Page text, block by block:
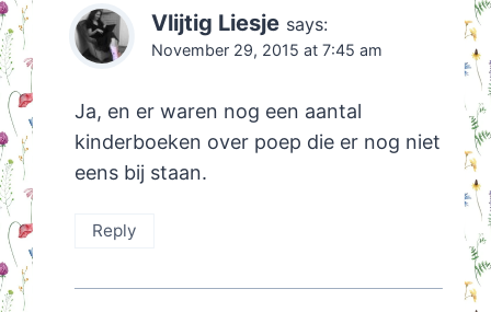
Vlijtig Liesje says:
November 29, 2015 at 7:45 am
Ja, en er waren nog een aantal
kinderboeken over poep die er nog niet
eens bij staan.
Reply